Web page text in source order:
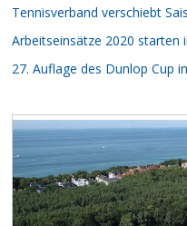
Tennisverband verschiebt
Arbeitseinsätze 2020 starten
27. Auflage des Dunlop Cup